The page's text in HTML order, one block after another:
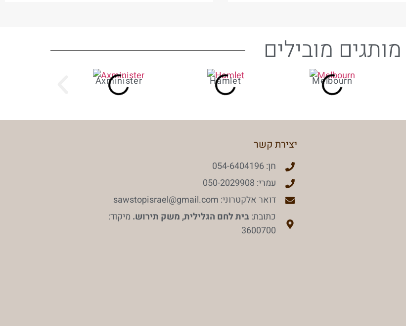
מותגים מובילים
Axminister Hamlet Melbourn
יצירת קשר
חן: 054-6404196
עמרי: 050-2029908
דואר אלקטרוני: sawstopisrael@gmail.com
כתובת:בית לחם הגלילית, משק תירוש. מיקוד:
3600700